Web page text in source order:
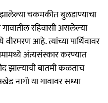
चकमकीत बुलडाण्याचा
रहिवासी असलेल्या
आहे. त्यांच्या पार्थिवावर
अंत्यसंस्कार करण्यात
झाल्याची बातमी कळताच
नागो या गावावर सध्या